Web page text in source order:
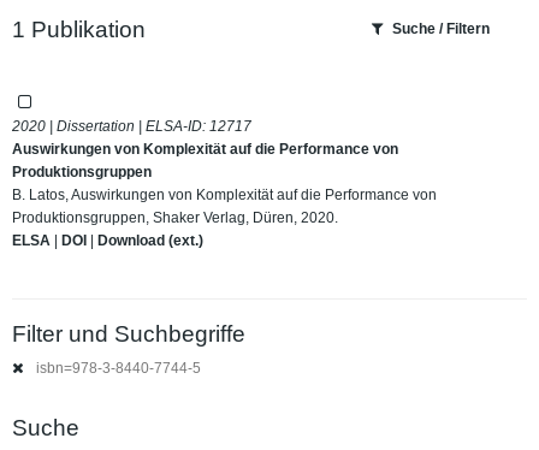
1 Publikation Suche / Filtern
2020 | Dissertation | ELSA-ID: 12717
Auswirkungen von Komplexität auf die Performance von
Produktionsgruppen
B. Latos, Auswirkungen von Komplexität auf die Performance von
Produktionsgruppen, Shaker Verlag, Düren, 2020.
ELSA | DOI | Download (ext.)
Filter und Suchbegriffe
isbn=978-3-8440-7744-5
Suche